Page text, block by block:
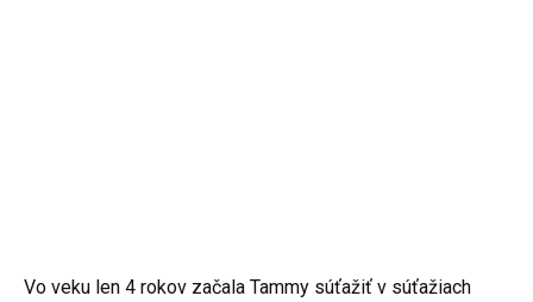
Vo veku len 4 rokov začala Tammy súťažiť v súťažiach